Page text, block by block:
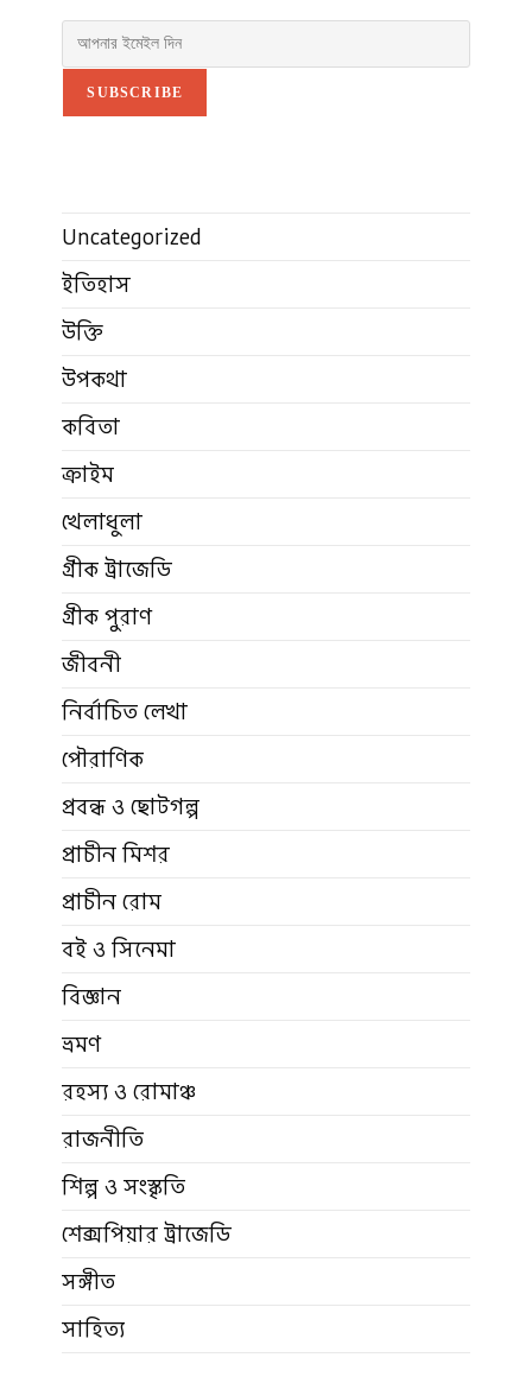
SUBSCRIBE
Uncategorized
ইতিহাস
উক্তি
উপকথা
কবিতা
ক্রাইম
খেলাধুলা
গ্রীক ট্রাজেডি
গ্রীক পুরাণ
জীবনী
নির্বাচিত লেখা
পৌরাণিক
প্রবন্ধ ও ছোটগল্প
প্রাচীন মিশর
প্রাচীন রোম
বই ও সিনেমা
বিজ্ঞান
ভ্রমণ
রহস্য ও রোমাঞ্চ
রাজনীতি
শিল্প ও সংস্কৃতি
শেক্সপিয়ার ট্রাজেডি
সঙ্গীত
সাহিত্য